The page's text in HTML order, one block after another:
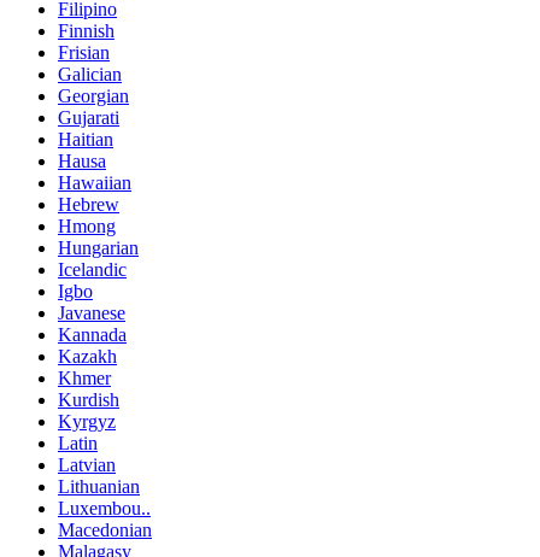
Filipino
Finnish
Frisian
Galician
Georgian
Gujarati
Haitian
Hausa
Hawaiian
Hebrew
Hmong
Hungarian
Icelandic
Igbo
Javanese
Kannada
Kazakh
Khmer
Kurdish
Kyrgyz
Latin
Latvian
Lithuanian
Luxembou..
Macedonian
Malagasy